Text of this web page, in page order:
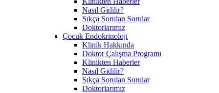
Nasıl Gidilir?
Sıkça Sorulan Sorular
Doktorlarımız
Çocuk Endokrinoloji
Klinik Hakkında
Doktor Çalışma Programı
Klinikten Haberler
Nasıl Gidilir?
Sıkça Sorulan Sorular
Doktorlarımız